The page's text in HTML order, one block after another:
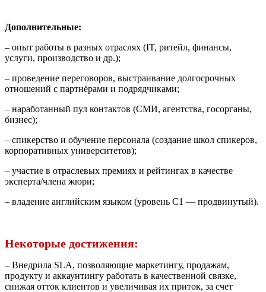
Дополнительные:
– опыт работы в разных отраслях (IT, ритейл, финансы,
услуги, производство и др.);
– проведение переговоров, выстраивание долгосрочных
отношений с партнёрами и подрядчиками;
– наработанный пул контактов (СМИ, агентства, госорганы,
бизнес);
– спикерство и обучение персонала (создание школ спикеров,
корпоративных университетов);
– участие в отраслевых премиях и рейтингах в качестве
эксперта/члена жюри;
– владение английским языком (уровень C1 — продвинутый).
Некоторые достижения:
– Внедрила SLA, позволяющие маркетингу, продажам,
продукту и аккаунтингу работать в качественной связке,
снижая отток клиентов и увеличивая их приток, за счет